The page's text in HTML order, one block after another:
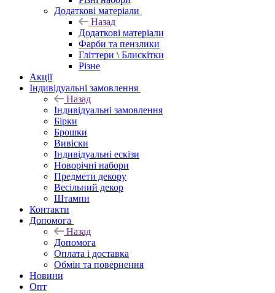
Додаткові матеріали
Назад
Додаткові матеріали
Фарби та пензлики
Гліттери \ Блискітки
Різне
Акції
Індивідуальні замовлення
Назад
Індивідуальні замовлення
Бірки
Брошки
Вивіски
Індивідуальні ескізи
Новорічні набори
Предмети декору
Весільний декор
Штампи
Контакти
Допомога
Назад
Допомога
Оплата і доставка
Обмін та повернення
Новини
Опт